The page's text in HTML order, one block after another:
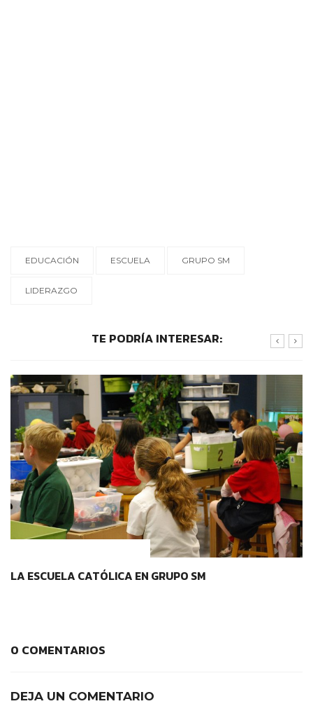
EDUCACIÓN ESCUELA GRUPO SM
LIDERAZGO
TE PODRÍA INTERESAR:
LA ESCUELA CATÓLICA EN GRUPO SM
0 COMENTARIOS
DEJA UN COMENTARIO